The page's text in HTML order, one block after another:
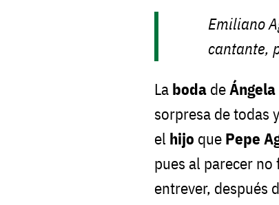
Emiliano
cantante,
La boda de
sorpresa de todas
el hijo que Pepe
pues al parecer
entrever, después